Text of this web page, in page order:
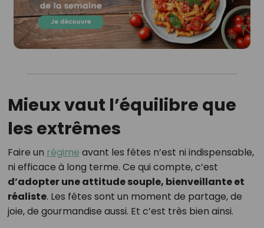
Mieux vaut l’équilibre que
les extrêmes
Faire un régime avant les fêtes n’est ni indispensable,
ni efficace à long terme. Ce qui compte, c’est
d’adopter une attitude souple, bienveillante et
réaliste. Les fêtes sont un moment de partage, de
joie, de gourmandise aussi. Et c’est très bien ainsi.